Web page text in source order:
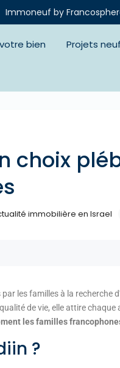
Immoneuf by
bien Projets
choix
immobilière en Israel
les familles à la recherche
de vie, elle attire chaque
les familles
?